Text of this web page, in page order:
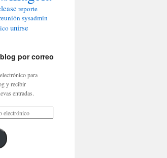
reporte
sysadmin
unirse
por correo
para
y recibir
entradas.